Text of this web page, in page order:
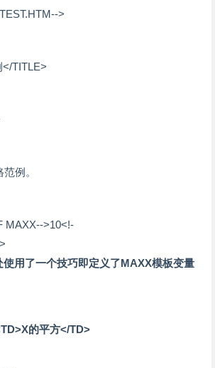
>
TITLE>
例。
>10<!-
用了一个技巧即定义了MAXX模板变量
的平方</TD>